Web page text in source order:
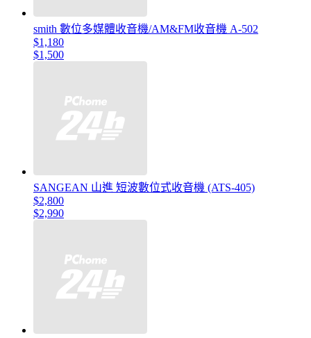
smith 數位多媒體收音機/AM&FM收音機 A-502
$1,180
$1,500
SANGEAN 山進 短波數位式收音機 (ATS-405)
$2,800
$2,990